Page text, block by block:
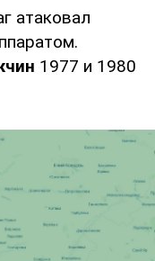
атаковал
1977 и 1980